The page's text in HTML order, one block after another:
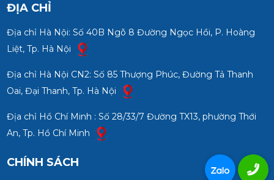
ĐỊA CHỈ
Địa chỉ Hà Nội: Số 40B Ngõ 8 Đường Ngọc Hồi, P. Hoàng
Liệt, Tp. Hà Nội
Địa chỉ Hà Nội CN2: Số 85 Thượng Phúc, Đường Tả Thanh
Oai, Đại Thanh, Tp. Hà Nội
Địa chỉ Hồ Chí Minh : Số 28/33/7 Đường TX13, phường Thới
An, Tp. Hồ Chí Minh
CHÍNH SÁCH